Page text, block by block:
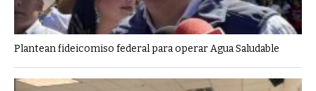
Plantean fideicomiso federal para operar Agua Saludable